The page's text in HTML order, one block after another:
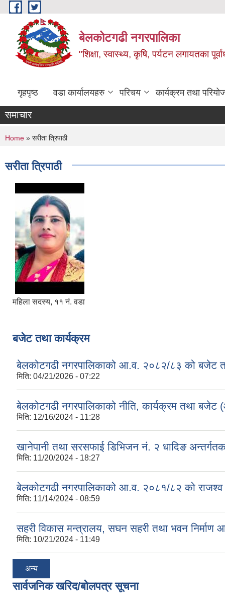
Skip to main content
बेलकोटगढी नगरपालिका
"शिक्षा, स्वास्थ्य, कृषि, पर्यटन लगायतका
गृहपृष्ठ वडा कार्यालयहरु परिचय कार्यक्रम तथा
समाचार
You are here
Home » सरीता त्रिपाठी
सरीता त्रिपाठी
महिला सदस्य, ११ नं. वडा
बजेट तथा कार्यक्रम
बेलकोटगढी नगरपालिकाको आ.व. २०८२/८३ को बजेट
मिति: 04/21/2026 - 07:22
बेलकोटगढी नगरपालिकाको नीति, कार्यक्रम तथा
मिति: 12/16/2024 - 11:28
खानेपानी तथा सरसफाई डिभिजन नं. २ धादिङ
मिति: 11/20/2024 - 18:27
बेलकोटगढी नगरपालिकाको आ.व. २०८१/८२ को राजश्व
मिति: 11/14/2024 - 08:59
सहरी विकास मन्त्रालय, सघन सहरी तथा भवन निर्माण
मिति: 10/21/2024 - 11:49
अन्य
सार्वजनिक खरिद/बोलपत्र सूचना